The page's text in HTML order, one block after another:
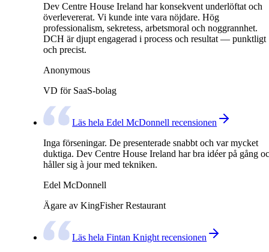
Dev Centre House Ireland har konsekvent underlöftat och
överlevererat. Vi kunde inte vara nöjdare. Hög
professionalism, sekretess, arbetsmoral och noggrannhet.
DCH är djupt engagerad i process och resultat — punktligt
och precist.
Anonymous
VD för SaaS-bolag
Läs hela Edel McDonnell recensionen
Inga förseningar. De presenterade snabbt och var mycket
duktiga. Dev Centre House Ireland har bra idéer på gång
håller sig à jour med tekniken.
Edel McDonnell
Ägare av KingFisher Restaurant
Läs hela Fintan Knight recensionen